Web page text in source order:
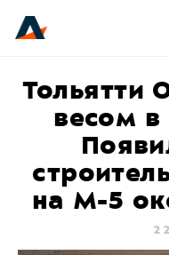
Тольятти
весом в
на М-5